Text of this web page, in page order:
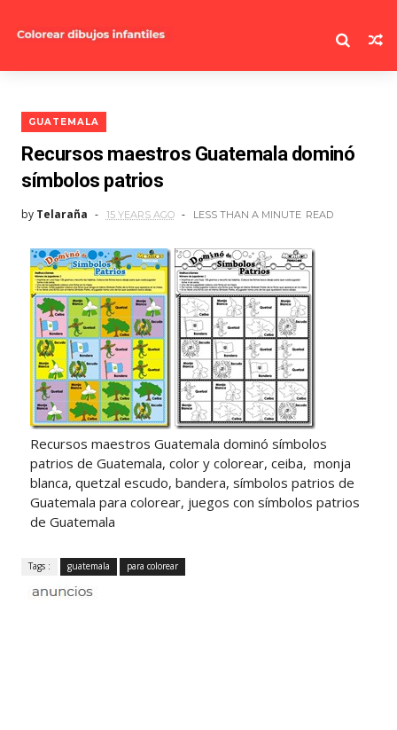
GUATEMALA
Recursos maestros Guatemala dominó
símbolos patrios
by Telaraña 15 YEARS AGO LESS THAN A MINUTE READ
Recursos maestros Guatemala dominó símbolos
patrios de Guatemala, color y colorear, ceiba, monja
blanca, quetzal escudo, bandera, símbolos patrios de
Guatemala para colorear, juegos con símbolos patrios
de Guatemala
Tags : guatemala para colorear